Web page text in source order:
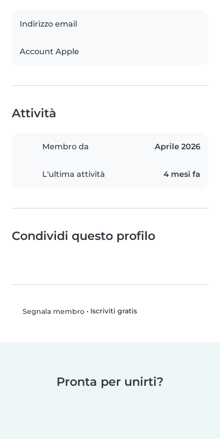
Indirizzo email
Account Apple
Attività
Membro da Aprile 2026
L'ultima attività 4 mesi fa
Condividi questo profilo
Segnala membro• Iscriviti gratis
Pronta per unirti?